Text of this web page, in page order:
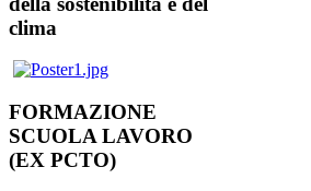
clima
FORMAZIONE
SCUOLA LAVORO
(EX PCTO)